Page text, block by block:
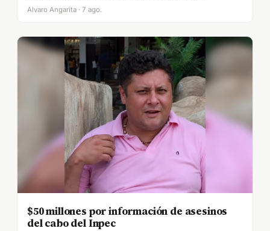
Alvaro Angarita · 7 ago.
$50 millones por información de asesinos
del cabo del Inpec